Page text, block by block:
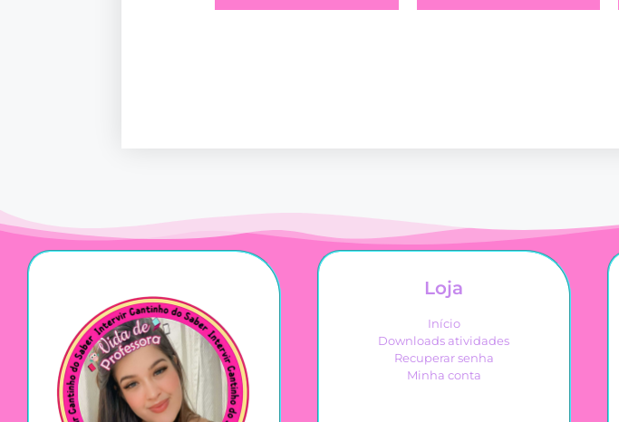
Loja
Início
Downloads atividades
Recuperar senha
Minha conta